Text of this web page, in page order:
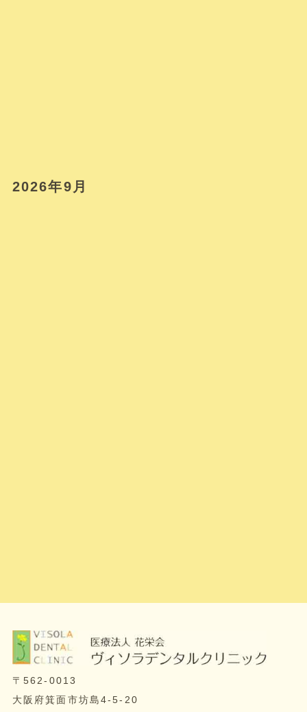
2026年9月
〒562-0013
大阪府箕面市坊島4-5-20